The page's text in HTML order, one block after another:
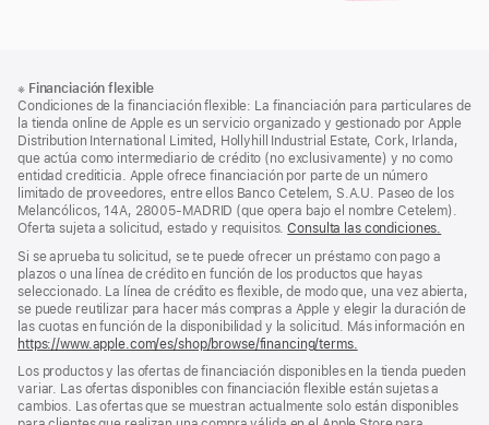
a
pie
de
página
al
pie
※ Financiación flexible
Condiciones de la financiación flexible: La financiación para particulares de
la tienda online de Apple es un servicio organizado y gestionado por Apple
Distribution International Limited, Hollyhill Industrial Estate, Cork, Irlanda,
que actúa como intermediario de crédito (no exclusivamente) y no como
entidad crediticia. Apple ofrece financiación por parte de un número
limitado de proveedores, entre ellos Banco Cetelem, S.A.U. Paseo de los
Melancólicos, 14A, 28005-MADRID (que opera bajo el nombre Cetelem).
Oferta sujeta a solicitud, estado y requisitos.Consulta las condiciones.
Si se aprueba tu solicitud, se te puede ofrecer un préstamo con pago a
plazos o una línea de crédito en función de los productos que hayas
seleccionado. La línea de crédito es flexible, de modo que, una vez abierta,
se puede reutilizar para hacer más compras a Apple y elegir la duración de
las cuotas en función de la disponibilidad y la solicitud. Más información en
https://www.apple.com/es/shop/browse/financing/terms.
Los productos y las ofertas de financiación disponibles en la tienda pueden
variar. Las ofertas disponibles con financiación flexible están sujetas a
cambios. Las ofertas que se muestran actualmente solo están disponibles